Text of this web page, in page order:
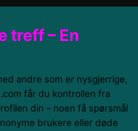
treff – En
andre som er nysgjerrige,
får du kontrollen fra
din – noen få spørsmål
brukere eller døde